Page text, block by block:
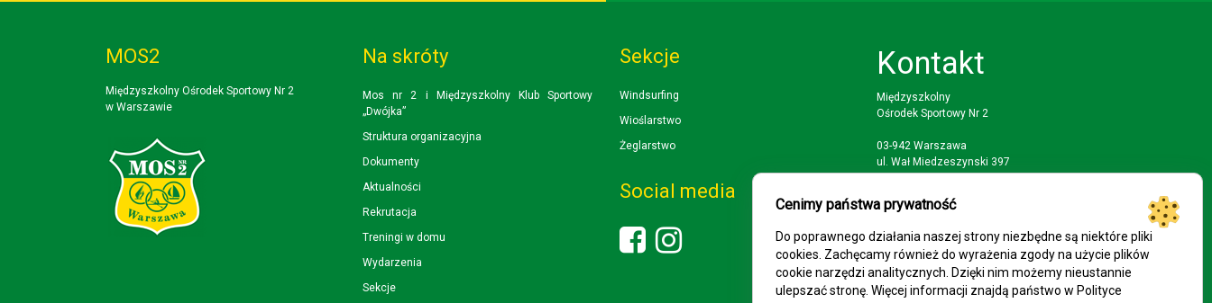
Cenimy państwa prywatność
Do poprawnego działania naszej strony niezbędne są niektóre pliki
cookies. Zachęcamy również do wyrażenia zgody na użycie plików
cookie narzędzi analitycznych. Dzięki nim możemy nieustannie
ulepszać stronę. Więcej informacji znajdą państwo w Polityce
MOS2
Międzyszkolny Ośrodek Sportowy Nr 2
w Warszawie
Na skróty
Mos nr 2 i Międzyszkolny Klub Sportowy
„Dwójka”
Struktura organizacyjna
Dokumenty
Aktualności
Rekrutacja
Treningi w domu
Wydarzenia
Sekcje
Sekcje
Windsurfing
Wioślarstwo
Żeglarstwo
Social media
Kontakt
Międzyszkolny
Ośrodek Sportowy Nr 2
03-942 Warszawa
ul. Wał Miedzeszynski 397
faks: (22) 617 88 51
mail: mosp2@eduwarszawa.pl